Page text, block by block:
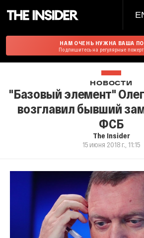
НАМ ОЧЕНЬ НУЖНА ВАША
Подпишитесь на регулярные
НОВОСТИ
"Базовый элемент"
возглавил бывший
ФСБ
The Insider
15 июня 2018 г., 11:15